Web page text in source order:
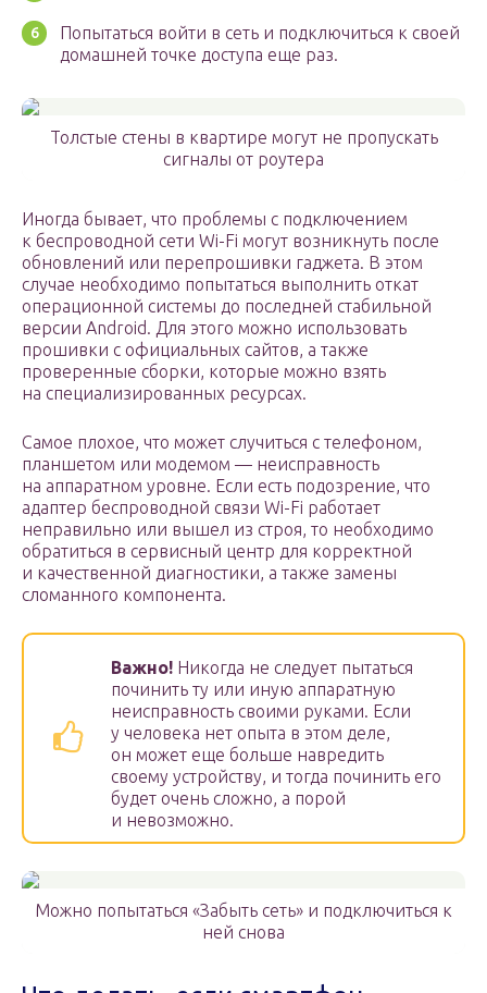
Попытаться войти в сеть и подключиться к своей
домашней точке доступа еще раз.
Толстые стены в квартире могут не пропускать
сигналы от роутера
Иногда бывает, что проблемы с подключением
к беспроводной сети Wi-Fi могут возникнуть после
обновлений или перепрошивки гаджета. В этом
случае необходимо попытаться выполнить откат
операционной системы до последней стабильной
версии Android. Для этого можно использовать
прошивки с официальных сайтов, а также
проверенные сборки, которые можно взять
на специализированных ресурсах.
Самое плохое, что может случиться с телефоном,
планшетом или модемом — неисправность
на аппаратном уровне. Если есть подозрение, что
адаптер беспроводной связи Wi-Fi работает
неправильно или вышел из строя, то необходимо
обратиться в сервисный центр для корректной
и качественной диагностики, а также замены
сломанного компонента.
Важно! Никогда не следует пытаться
починить ту или иную аппаратную
неисправность своими руками. Если
у человека нет опыта в этом деле,
он может еще больше навредить
своему устройству, и тогда починить его
будет очень сложно, а порой
и невозможно.
Можно попытаться «Забыть сеть» и подключиться к
ней снова